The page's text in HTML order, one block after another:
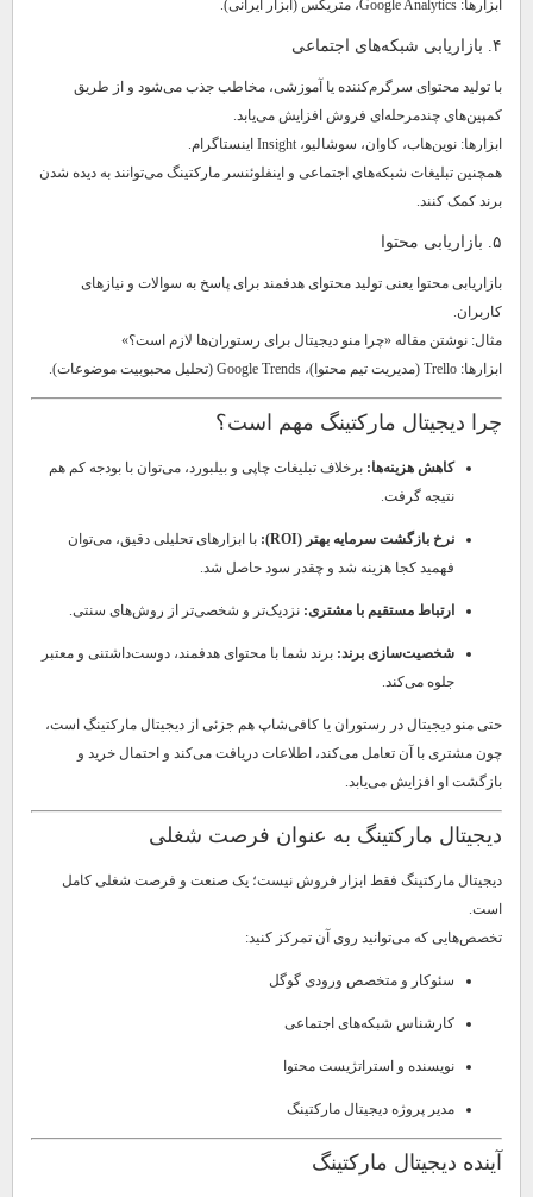
ابزارها: Google Analytics، متریکس (ابزار ایرانی).
۴. بازاریابی شبکه‌های اجتماعی
با تولید محتوای سرگرم‌کننده یا آموزشی، مخاطب جذب می‌شود و از طریق
کمپین‌های چندمرحله‌ای فروش افزایش می‌یابد.
ابزارها: نوین‌هاب، کاوان، سوشالیو، Insight اینستاگرام.
همچنین تبلیغات شبکه‌های اجتماعی و اینفلوئنسر مارکتینگ می‌توانند به دیده شدن
برند کمک کنند.
۵. بازاریابی محتوا
بازاریابی محتوا یعنی تولید محتوای هدفمند برای پاسخ به سوالات و نیازهای
کاربران.
مثال: نوشتن مقاله «چرا منو دیجیتال برای رستوران‌ها لازم است؟»
ابزارها: Trello (مدیریت تیم محتوا)، Google Trends (تحلیل محبوبیت موضوعات).
چرا دیجیتال مارکتینگ مهم است؟
کاهش هزینه‌ها: برخلاف تبلیغات چاپی و بیلبورد، می‌توان با بودجه کم هم
نتیجه گرفت.
نرخ بازگشت سرمایه بهتر (ROI):
با ابزارهای تحلیلی دقیق، می‌توان
فهمید کجا هزینه شد و چقدر سود حاصل شد.
ارتباط مستقیم با مشتری: نزدیک‌تر و شخصی‌تر از روش‌های سنتی.
شخصیت‌سازی برند: برند شما با محتوای هدفمند، دوست‌داشتنی و معتبر
جلوه می‌کند.
حتی منو دیجیتال در رستوران یا کافی‌شاپ هم جزئی از دیجیتال مارکتینگ است،
چون مشتری با آن تعامل می‌کند، اطلاعات دریافت می‌کند و احتمال خرید و
بازگشت او افزایش می‌یابد.
دیجیتال مارکتینگ به عنوان فرصت شغلی
دیجیتال مارکتینگ فقط ابزار فروش نیست؛ یک صنعت و فرصت شغلی کامل
است.
تخصص‌هایی که می‌توانید روی آن تمرکز کنید:
سئوکار و متخصص ورودی گوگل
کارشناس شبکه‌های اجتماعی
نویسنده و استراتژیست محتوا
مدیر پروژه دیجیتال مارکتینگ
آینده دیجیتال مارکتینگ